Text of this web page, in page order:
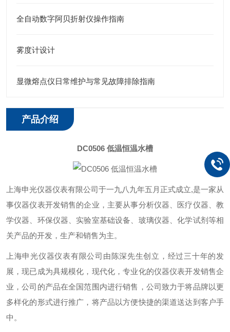
全自动数字阿贝折射仪操作指南
雾度计设计
显微熔点仪日常维护与常见故障排除指南
产品介绍
DC0506 低温恒温水槽
上海申光仪器仪表有限公司于一九八九年五月正式成立,是一家从
事仪器仪表开发销售的企业，主要从事分析仪器、医疗仪器、教
学仪器、环保仪器、实验室基础设备、玻璃仪器、化学试剂等相
关产品的开发，生产和销售为主。
上海申光仪器仪表有限公司由陈深先生创立，经过三十年的发
展，现已成为具规模化，现代化，专业化的仪器仪表开发销售企
业，公司的产品在全国范围内进行销售，公司致力于将品牌以更
多样化的形式进行推广，将产品以方便快捷的渠道送达到客户手
中。